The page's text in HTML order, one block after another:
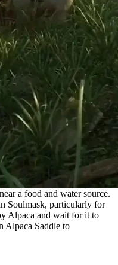
a food and water source.
Soulmask, particularly for
Alpaca and wait for it to
Alpaca Saddle to